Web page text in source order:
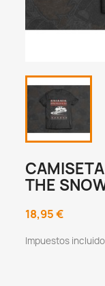
THE
18,95 €
Impuestos